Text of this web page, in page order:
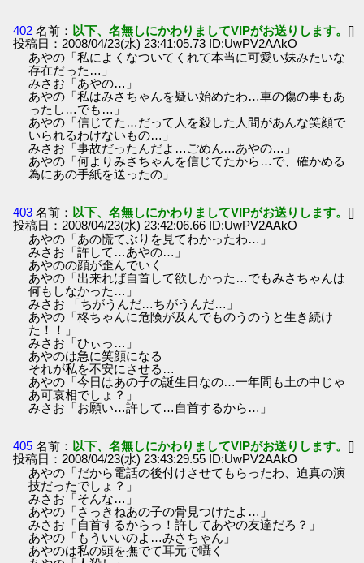
402 名前： 以下、名無しにかわりましてVIPがお送りします。 []
投稿日：2008/04/23(水) 23:41:05.73 ID:UwPV2AAkO
あやの「私によくなついてくれて本当に可愛い妹みたいな
存在だった…」
みさお「あやの…」
あやの「私はみさちゃんを疑い始めたわ…車の傷の事もあ
ったし…でも…」
あやの「信じてた…だって人を殺した人間があんな笑顔で
いられるわけないもの…」
みさお「事故だったんだよ…ごめん…あやの…」
あやの「何よりみさちゃんを信じてたから…で、確かめる
為にあの手紙を送ったの」
403 名前： 以下、名無しにかわりましてVIPがお送りします。 []
投稿日：2008/04/23(水) 23:42:06.66 ID:UwPV2AAkO
あやの「あの慌てぶりを見てわかったわ…」
みさお「許して…あやの…」
あやのの顔が歪んでいく
あやの「出来れば自首して欲しかった…でもみさちゃんは
何もしなかった…」
みさお 「ちがうんだ…ちがうんだ…」
あやの「柊ちゃんに危険が及んでものうのうと生き続け
た！！」
みさお「ひぃっ…」
あやのは急に笑顔になる
それが私を不安にさせる…
あやの「今日はあの子の誕生日なの…一年間も土の中じゃ
あ可哀相でしょ？」
みさお「お願い…許して…自首するから…」
405 名前： 以下、名無しにかわりましてVIPがお送りします。 []
投稿日：2008/04/23(水) 23:43:29.55 ID:UwPV2AAkO
あやの「だから電話の後付けさせてもらったわ、迫真の演
技だったでしょ？」
みさお「そんな…」
あやの「さっきねあの子の骨見つけたよ…」
みさお「自首するからっ！許してあやの友達だろ？」
あやの「もういいのよ…みさちゃん」
あやのは私の頭を撫でて耳元で囁く